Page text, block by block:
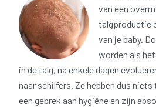
van een
talgproductie
van je baby.
worden als
in de talg, na enkele dagen
naar schilfers. Ze hebben dus niets
een gebrek aan hygiëne en zijn